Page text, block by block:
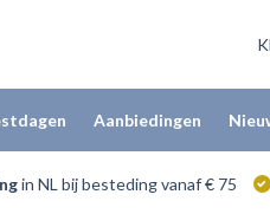
Aanbiedingen
in NL bij besteding vanaf € 75